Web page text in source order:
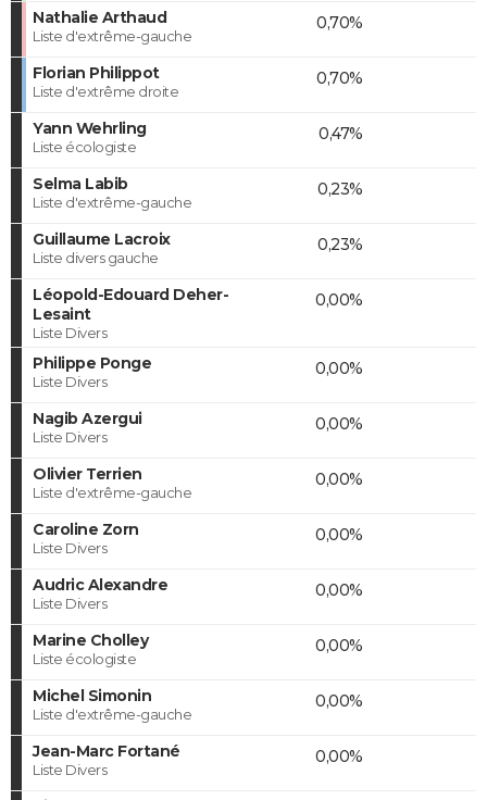
Nathalie Arthaud
Liste d'extrême-gauche
0,70%
Florian Philippot
Liste d'extrême droite
0,70%
Yann Wehrling
Liste écologiste
0,47%
Selma Labib
Liste d'extrême-gauche
0,23%
Guillaume Lacroix
Liste divers gauche
0,23%
Léopold-Edouard Deher-
Lesaint
Liste Divers
0,00%
Philippe Ponge
Liste Divers
0,00%
Nagib Azergui
Liste Divers
0,00%
Olivier Terrien
Liste d'extrême-gauche
0,00%
Caroline Zorn
Liste Divers
0,00%
Audric Alexandre
Liste Divers
0,00%
Marine Cholley
Liste écologiste
0,00%
Michel Simonin
Liste d'extrême-gauche
0,00%
Jean-Marc Fortané
Liste Divers
0,00%